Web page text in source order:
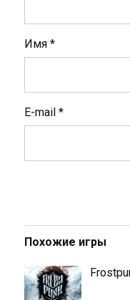
Имя *
E-mail *
Похожие игры